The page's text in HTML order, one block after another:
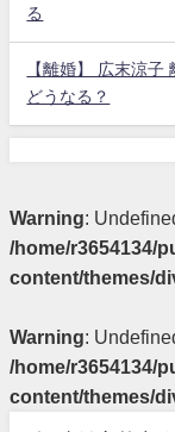
る
【離婚】 広末涼
どうなる？
Warning:
/home/r3654134/
content/themes/
Warning:
/home/r3654134/
content/themes/